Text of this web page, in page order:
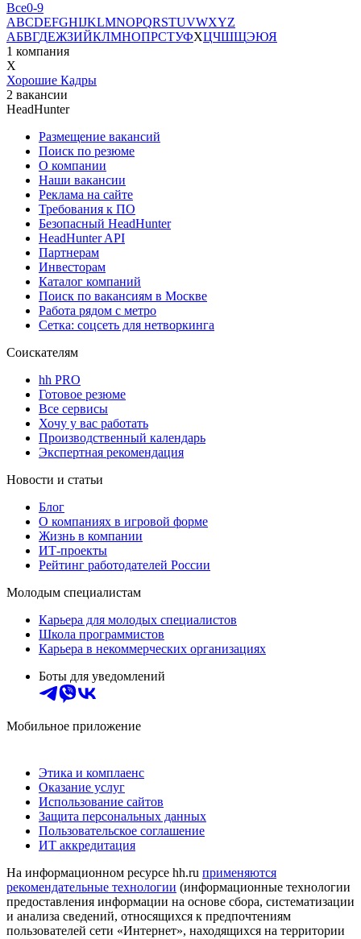
Все0-9
ABCDEFGHIJKLMNOPQRSTUVWXYZ
АБВГДЕЖЗИЙКЛМНОПРСТУФХЦЧШЩЭЮЯ
1 компания
Х
Хорошие Кадры
2 вакансии
HeadHunter
Размещение вакансий
Поиск по резюме
О компании
Наши вакансии
Реклама на сайте
Требования к ПО
Безопасный HeadHunter
HeadHunter API
Партнерам
Инвесторам
Каталог компаний
Поиск по вакансиям в Москве
Работа рядом с метро
Сетка: соцсеть для нетворкинга
Соискателям
hh PRO
Готовое резюме
Все сервисы
Хочу у вас работать
Производственный календарь
Экспертная рекомендация
Новости и статьи
Блог
О компаниях в игровой форме
Жизнь в компании
ИТ-проекты
Рейтинг работодателей России
Молодым специалистам
Карьера для молодых специалистов
Школа программистов
Карьера в некоммерческих организациях
Боты для уведомлений
Мобильное приложение
Этика и комплаенс
Оказание услуг
Использование сайтов
Защита персональных данных
Пользовательское соглашение
ИТ аккредитация
На информационном ресурсе hh.ru применяются
рекомендательные технологии (информационные технологии
предоставления информации на основе сбора, систематизации
и анализа сведений, относящихся к предпочтениям
пользователей сети «Интернет», находящихся на территории